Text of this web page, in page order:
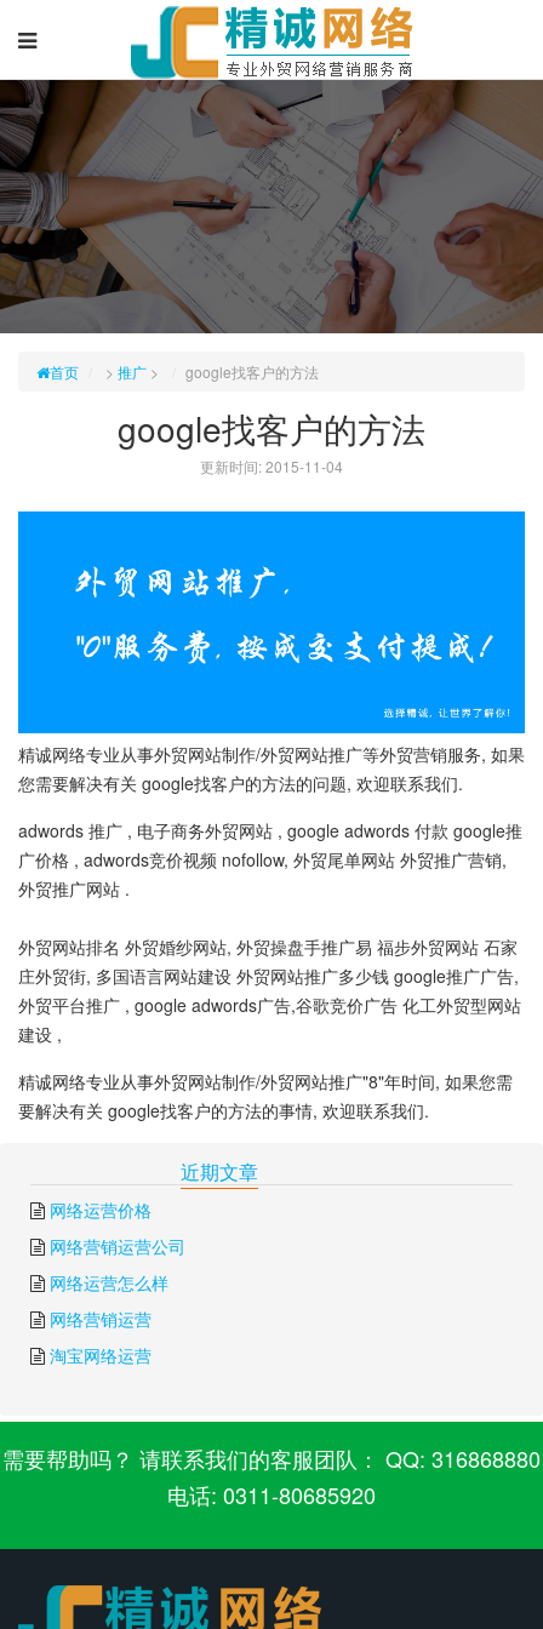
首页 > 推广 > google找客户的方法
google找客户的方法
更新时间: 2015-11-04
精诚网络专业从事外贸网站制作/外贸网站推广等外贸营销服务, 如果
您需要解决有关 google找客户的方法的问题, 欢迎联系我们.
adwords 推广 , 电子商务外贸网站 , google adwords 付款 google推
广价格 , adwords竞价视频 nofollow, 外贸尾单网站 外贸推广营销,
外贸推广网站 .
外贸网站排名 外贸婚纱网站, 外贸操盘手推广易 福步外贸网站 石家
庄外贸街, 多国语言网站建设 外贸网站推广多少钱 google推广广告,
外贸平台推广 , google adwords广告,谷歌竞价广告 化工外贸型网站
建设 ,
精诚网络专业从事外贸网站制作/外贸网站推广"8"年时间, 如果您需
要解决有关 google找客户的方法的事情, 欢迎联系我们.
近期文章
网络运营价格
网络营销运营公司
网络运营怎么样
网络营销运营
淘宝网络运营
需要帮助吗？ 请联系我们的客服团队： QQ: 316868880
电话: 0311-80685920